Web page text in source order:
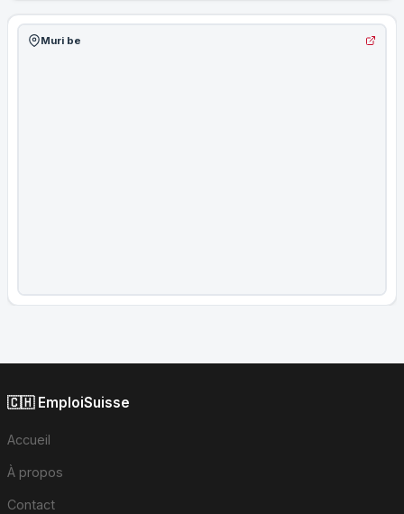
Muri be
🇨🇭 EmploiSuisse
Accueil
À propos
Contact